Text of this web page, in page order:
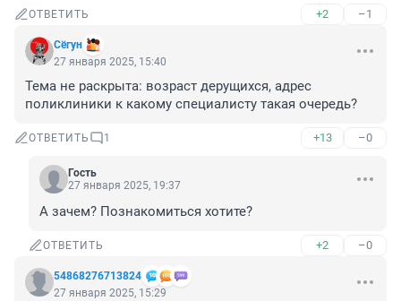
ОТВЕТИТЬ +2 –1
Сёгун
27 января 2025, 15:40
Тема не раскрыта: возраст дерущихся, адрес
поликлиники к какому специалисту такая очередь?
ОТВЕТИТЬ 1 +13 –0
Гость
27 января 2025, 19:37
А зачем? Познакомиться хотите?
ОТВЕТИТЬ +2 –0
54868276713824
27 января 2025, 15:29